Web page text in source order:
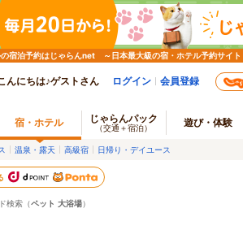
宿泊予約はじゃらんnet ～日本最大級の宿・ホテル予約サイト
んにちは♪ゲストさん ログイン 会員登録
宿・ホテル じゃらんパック
（交通＋宿泊） 遊び・体験
温泉・露天 高級宿 日帰り・デイユース
検索（ペット 大浴場）